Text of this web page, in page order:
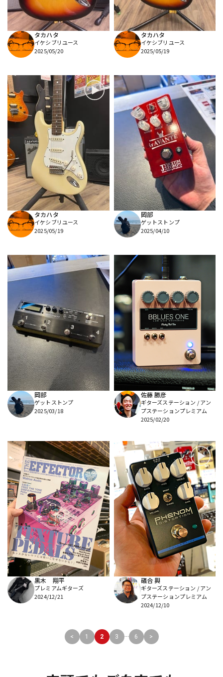
タカハタ
イケシブリユース
2025/05/20
タカハタ
イケシブリユース
2025/05/19
タカハタ
イケシブリユース
2025/05/19
岡部
ゲットストンプ
2025/04/10
岡部
ゲットストンプ
2025/03/18
佐藤 勝彦
ギターズステーション / アン
プステーションプレミアム
2025/02/20
黒木 翔平
プレミアムギターズ
2024/12/21
礒合 興
ギターズステーション / アン
プステーションプレミアム
2024/12/10
< 1 2 3 ... 6 >